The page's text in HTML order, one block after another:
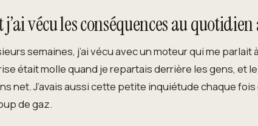
vécu les conséquences au
semaines, j’ai vécu avec un moteur qui me
était molle quand je repartais derrière les gens, et
net. J’avais aussi cette petite inquiétude chaque
de gaz.